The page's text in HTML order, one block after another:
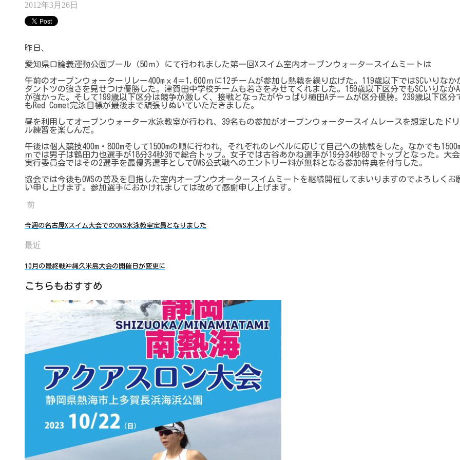
2012年3月26日
昨日、
愛知県口論義運動公園プール（50ｍ）にて行われました第一回Xスイム室内オープンウォータースイムミートは
午前のオープンウォーターリレー400mｘ4＝1,600ｍに12チームが参加し熱戦を繰り広げた。119歳以下ではSCいりなか
ダントツの強さを見せつけ優勝した。津賀田中学校チームも若さをみせてくれました。159歳以下区分でもSCいりなかA
が強かった。そして199歳以下区分は競争が激しく、接戦となったがやっぱり植田Aチームが区分優勝。239歳以下区分
もRed Comet完泳目標が最後まで頑張りぬいていただきました。
昼を利用してオープンウォーター水泳教室が行われ、39名もの参加がオープンウォータースイムレースを想定したドリ
ル練習を楽しんだ。
午後は個人競技400m・800mそして1500mの順に行われ、それぞれのレベルに応じて自己への挑戦をした。なかでも
ｍでは男子は鶴田力也選手が18分34秒36で総合トップ。女子では古谷あかね選手が19分34秒89でトップとなった。大会
実行委員会ではその2選手を最優秀選手としてOWS公式戦へのエントリー料が無料となる参加特典を付与した。
協会では今後もOWSの普及を目指した室内オープンウオータースイムミートを継続開催してまいりますのでよろしくお
い申し上げます。参加選手におかけれましては改めて感謝申し上げます。
前
今週の名古屋Xスイム大会でのOWS水泳教室定員となりました
最近
10月の最終戦沖縄久米島大会の開催日が変更に
こちらもおすすめ